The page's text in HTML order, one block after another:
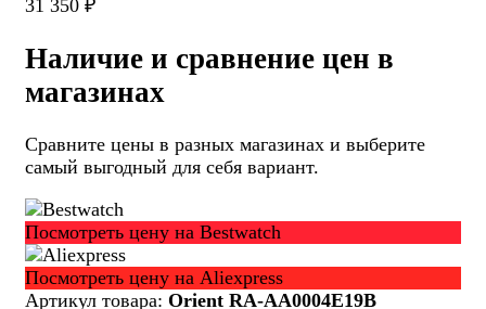
31 350 ₽
Наличие и сравнение цен в
магазинах
Сравните цены в разных магазинах и выберите
самый выгодный для себя вариант.
Посмотреть цену на Bestwatch
Посмотреть цену на Aliexpress
Артикул товара: Orient RA-AA0004E19B